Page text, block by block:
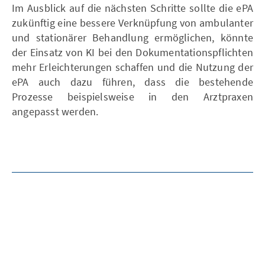
Im Ausblick auf die nächsten Schritte sollte die ePA
zukünftig eine bessere Verknüpfung von ambulanter
und stationärer Behandlung ermöglichen, könnte
der Einsatz von KI bei den Dokumentationspflichten
mehr Erleichterungen schaffen und die Nutzung der
ePA auch dazu führen, dass die bestehende
Prozesse beispielsweise in den Arztpraxen
angepasst werden.